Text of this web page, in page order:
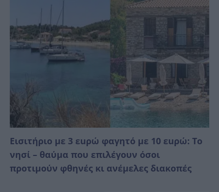
Εισιτήριο με 3 εuρώ φαγητό με 10 εuρώ: Το
νησί – θαύμα που επιλέγουν όσοι
προτιμούν φθηνές κι ανέμελες διακοπές